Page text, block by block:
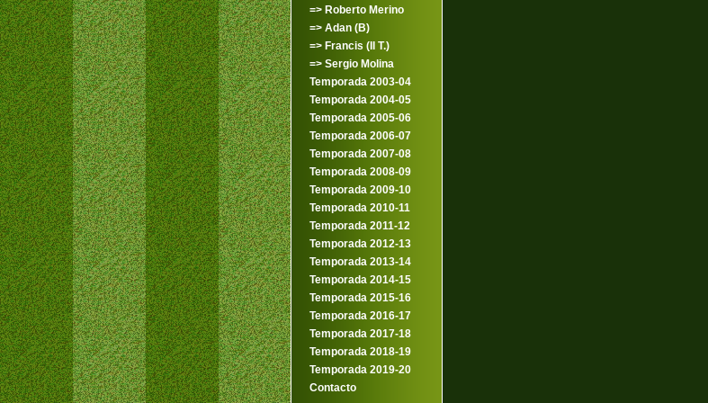
=> Roberto Merino
=> Adan (B)
=> Francis (II T.)
=> Sergio Molina
Temporada 2003-04
Temporada 2004-05
Temporada 2005-06
Temporada 2006-07
Temporada 2007-08
Temporada 2008-09
Temporada 2009-10
Temporada 2010-11
Temporada 2011-12
Temporada 2012-13
Temporada 2013-14
Temporada 2014-15
Temporada 2015-16
Temporada 2016-17
Temporada 2017-18
Temporada 2018-19
Temporada 2019-20
Contacto